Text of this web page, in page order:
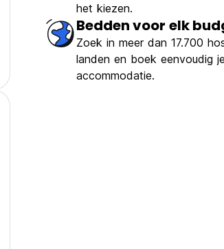
het kiezen.
Bedden voor elk
Zoek in meer dan 17.700
landen en boek eenvoudig je
accommodatie.